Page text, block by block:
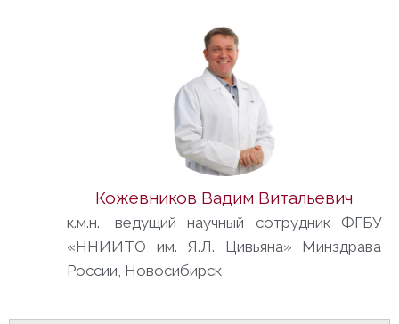
Кожевников Вадим Витальевич
к.м.н., ведущий научный сотрудник ФГБУ
«ННИИТО им. Я.Л. Цивьяна» Минздрава
России, Новосибирск